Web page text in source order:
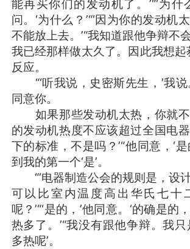
能再买你们的发动机了。’“‘为什
问。‘为什么？’“‘因为你的发动机
不能放上去。’“我知道跟他争辩不
我已经那样做太久了。因此我想起
反应。
“‘听我说，史密斯先生，’我说
同意你。
如果那些发动机太热，你就不
的发动机热度不应该超过全国电
下的标准，不是吗？’“他同意，‘
到我的第一个‘是’。
“‘电器制造公会的规则是，设
可以比室内温度高出华氏七十
呢？’“‘是的，’他同意。‘的确是的
热多了。’“我没有跟他争辩。我只
多热呢’。